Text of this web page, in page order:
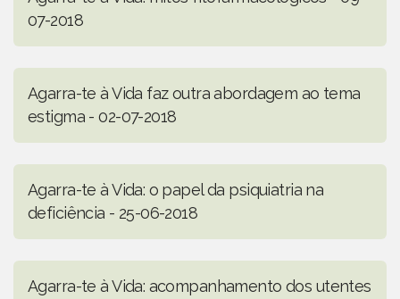
07-2018
Agarra-te à Vida faz outra abordagem ao tema
estigma - 02-07-2018
Agarra-te à Vida: o papel da psiquiatria na
deficiência - 25-06-2018
Agarra-te à Vida: acompanhamento dos utentes